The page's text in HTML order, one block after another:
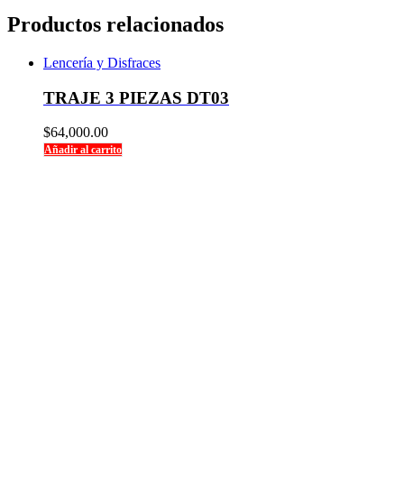
Productos relacionados
Lencería y Disfraces
TRAJE 3 PIEZAS DT03
$64,000.00
Añadir al carrito